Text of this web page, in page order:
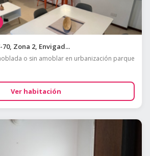
Zona 2, Envigad...
o sin amoblar en urbanización parque
Ver habitación